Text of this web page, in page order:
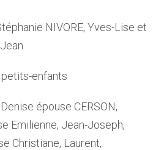
NIVORE, Yves-Lise et
enfants
épouse CERSON,
Emilienne, Jean-Joseph,
Christiane, Laurent,